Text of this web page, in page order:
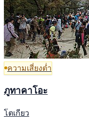
ความเสี่ยงต่ำ
ภูทาคาโอะ
โตเกียว